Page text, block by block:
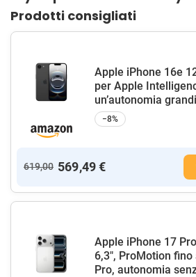
Prodotti consigliati
Apple iPhone 16e
per Apple
un’autonomia
−8%
619,00 569,49 €
Apple iPhone 17
6,3", ProMotion
Pro, autonomia